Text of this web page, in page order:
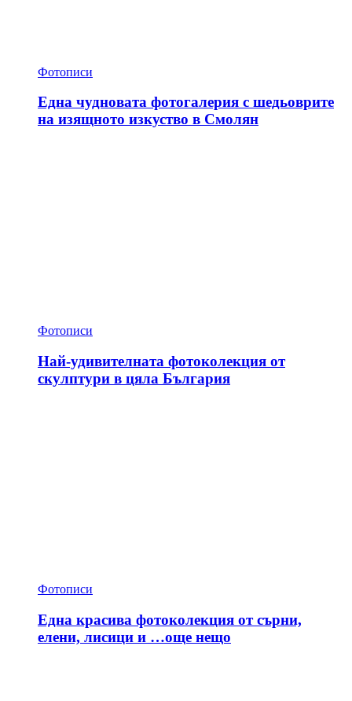
Фотописи
Една чудновата фотогалерия с шедьоврите
на изящното изкуство в Смолян
Фотописи
Най-удивителната фотоколекция от
скулптури в цяла България
Фотописи
Една красива фотоколекция от сърни,
елени, лисици и …още нещо